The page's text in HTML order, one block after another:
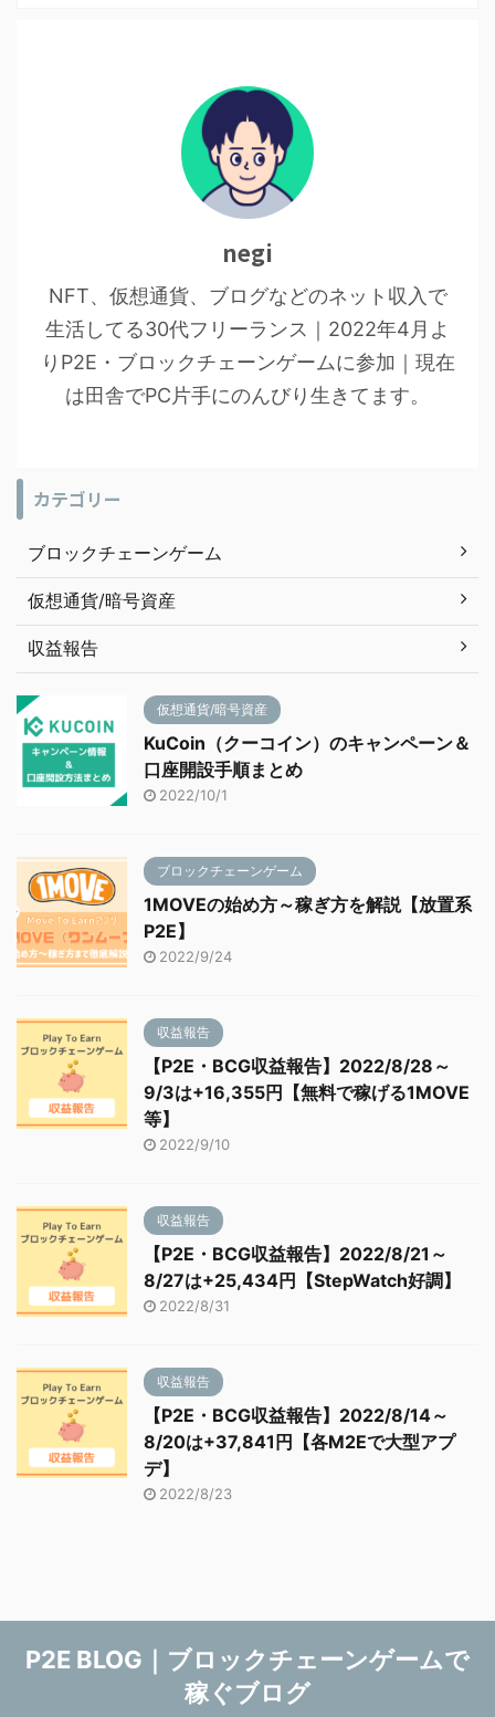
negi
NFT、仮想通貨、ブログなどのネット収入で
生活してる30代フリーランス｜2022年4月よ
りP2E・ブロックチェーンゲームに参加｜現在
は田舎でPC片手にのんびり生きてます。
カテゴリー
ブロックチェーンゲーム
仮想通貨/暗号資産
収益報告
仮想通貨/暗号資産
KuCoin（クーコイン）のキャンペーン＆
口座開設手順まとめ
2022/10/1
ブロックチェーンゲーム
1MOVEの始め方～稼ぎ方を解説【放置系
P2E】
2022/9/24
収益報告
【P2E・BCG収益報告】2022/8/28～
9/3は+16,355円【無料で稼げる1MOVE
等】
2022/9/10
収益報告
【P2E・BCG収益報告】2022/8/21～
8/27は+25,434円【StepWatch好調】
2022/8/31
収益報告
【P2E・BCG収益報告】2022/8/14～
8/20は+37,841円【各M2Eで大型アプ
デ】
2022/8/23
P2E BLOG｜ブロックチェーンゲームで
稼ぐブログ